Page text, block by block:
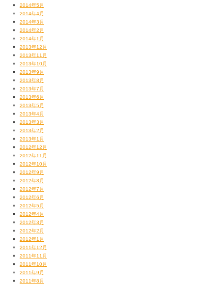
2014年5月
2014年4月
2014年3月
2014年2月
2014年1月
2013年12月
2013年11月
2013年10月
2013年9月
2013年8月
2013年7月
2013年6月
2013年5月
2013年4月
2013年3月
2013年2月
2013年1月
2012年12月
2012年11月
2012年10月
2012年9月
2012年8月
2012年7月
2012年6月
2012年5月
2012年4月
2012年3月
2012年2月
2012年1月
2011年12月
2011年11月
2011年10月
2011年9月
2011年8月